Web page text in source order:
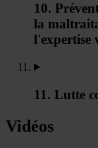
10.
la
l'expertise
11. Lutte
Vidéos